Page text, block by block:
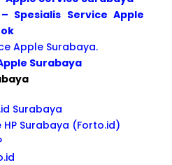
– Spesialis Service Apple
Apple Surabaya.
Surabaya
Surabaya
HP Surabaya (Forto.id)